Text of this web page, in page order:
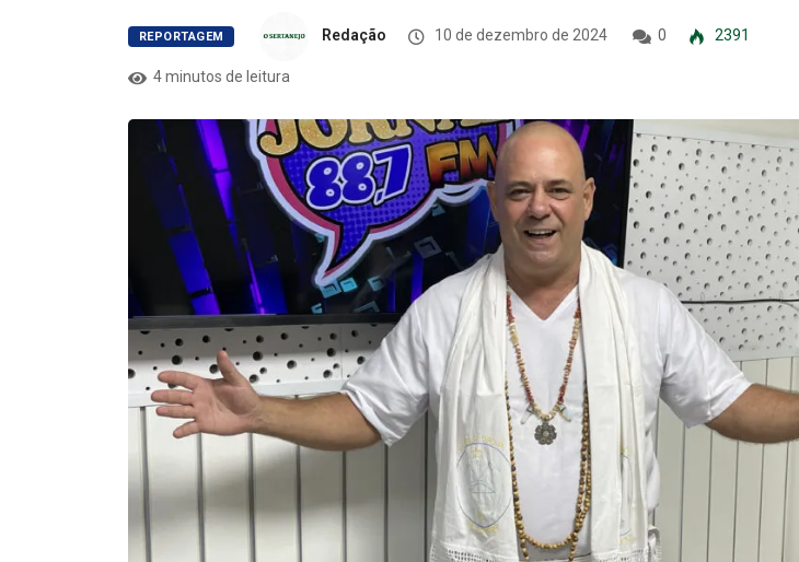
REPORTAGEM Redação 10 de dezembro de 2024 0 2391
4 minutos de leitura